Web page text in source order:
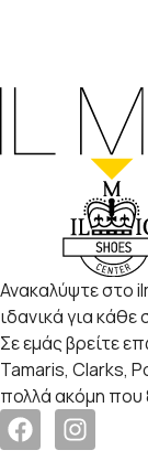
Ανακαλύψτε στο
ιδανικά για
Σε εμάς βρείτε
Tamaris, Clarks,
πολλά ακόμη που